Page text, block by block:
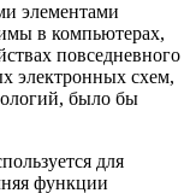
элементами
в компьютерах,
повседневного
электронных схем,
было бы
для
функции